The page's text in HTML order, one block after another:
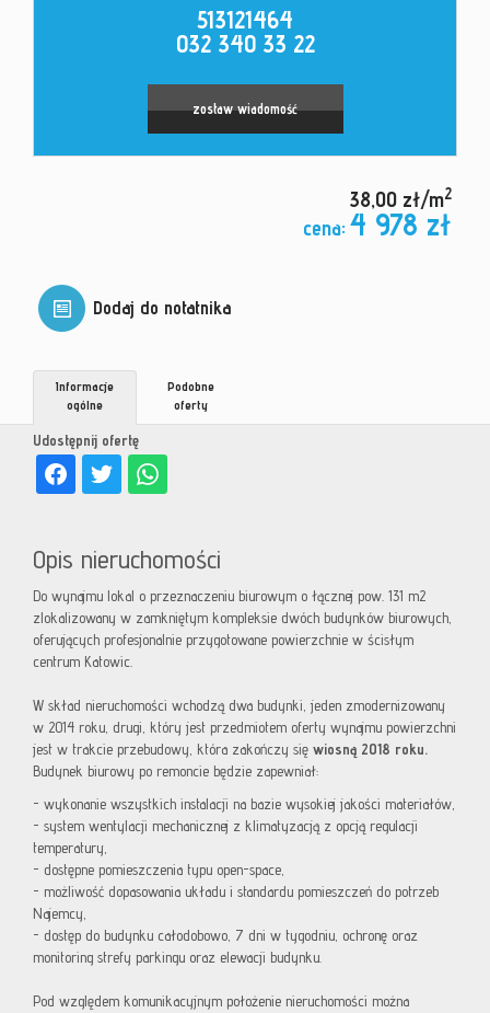
513121464
032 340 33 22
zostaw wiadomość
38,00 zł/m2
cena: 4 978 zł
Dodaj do notatnika
Udostępnij ofertę
Informacje
ogólne
Podobne
oferty
Opis nieruchomości
Do wynajmu lokal o przeznaczeniu biurowym o łącznej pow. 131 m2
zlokalizowany w zamkniętym kompleksie dwóch budynków biurowych,
oferujących profesjonalnie przygotowane powierzchnie w ścisłym
centrum Katowic.
W skład nieruchomości wchodzą dwa budynki, jeden zmodernizowany
w 2014 roku, drugi, który jest przedmiotem oferty wynajmu powierzchni
jest w trakcie przebudowy, która zakończy się wiosną 2018 roku.
Budynek biurowy po remoncie będzie zapewniał:
- wykonanie wszystkich instalacji na bazie wysokiej jakości materiałów,
- system wentylacji mechanicznej z klimatyzacją z opcją regulacji
temperatury,
- dostępne pomieszczenia typu open-space,
- możliwość dopasowania układu i standardu pomieszczeń do potrzeb
Najemcy,
- dostęp do budynku całodobowo, 7 dni w tygodniu, ochronę oraz
monitoring strefy parkingu oraz elewacji budynku.
Pod względem komunikacyjnym położenie nieruchomości można